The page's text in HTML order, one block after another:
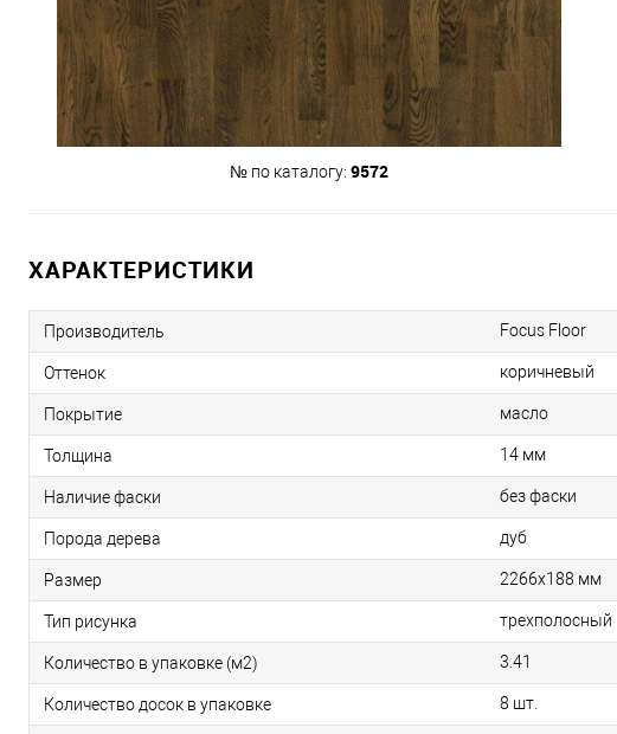
№ по каталогу: 9572
ХАРАКТЕРИСТИКИ
Производитель Focus Floor
Оттенок коричневый
Покрытие масло
Толщина 14 мм
Наличие фаски без фаски
Порода дерева дуб
Размер 2266х188 мм
Тип рисунка трехполосный
Количество в упаковке (м2) 3.41
Количество досок в упаковке 8 шт.